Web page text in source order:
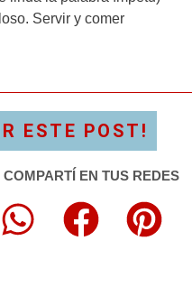
Servir y comer
ESTE POST!
COMPARTÍ EN TUS REDES